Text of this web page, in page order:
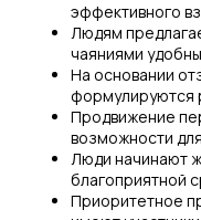
эффективного
Людям
чаяниями
На основании
формулируются
Продвижение
возможности
Люди начинают
благоприятной
Приоритетное